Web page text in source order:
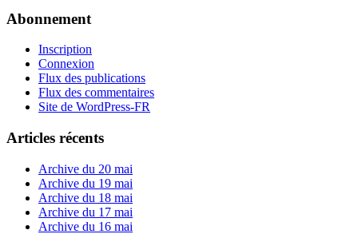
Abonnement
Inscription
Connexion
Flux des publications
Flux des commentaires
Site de WordPress-FR
Articles récents
Archive du 20 mai
Archive du 19 mai
Archive du 18 mai
Archive du 17 mai
Archive du 16 mai